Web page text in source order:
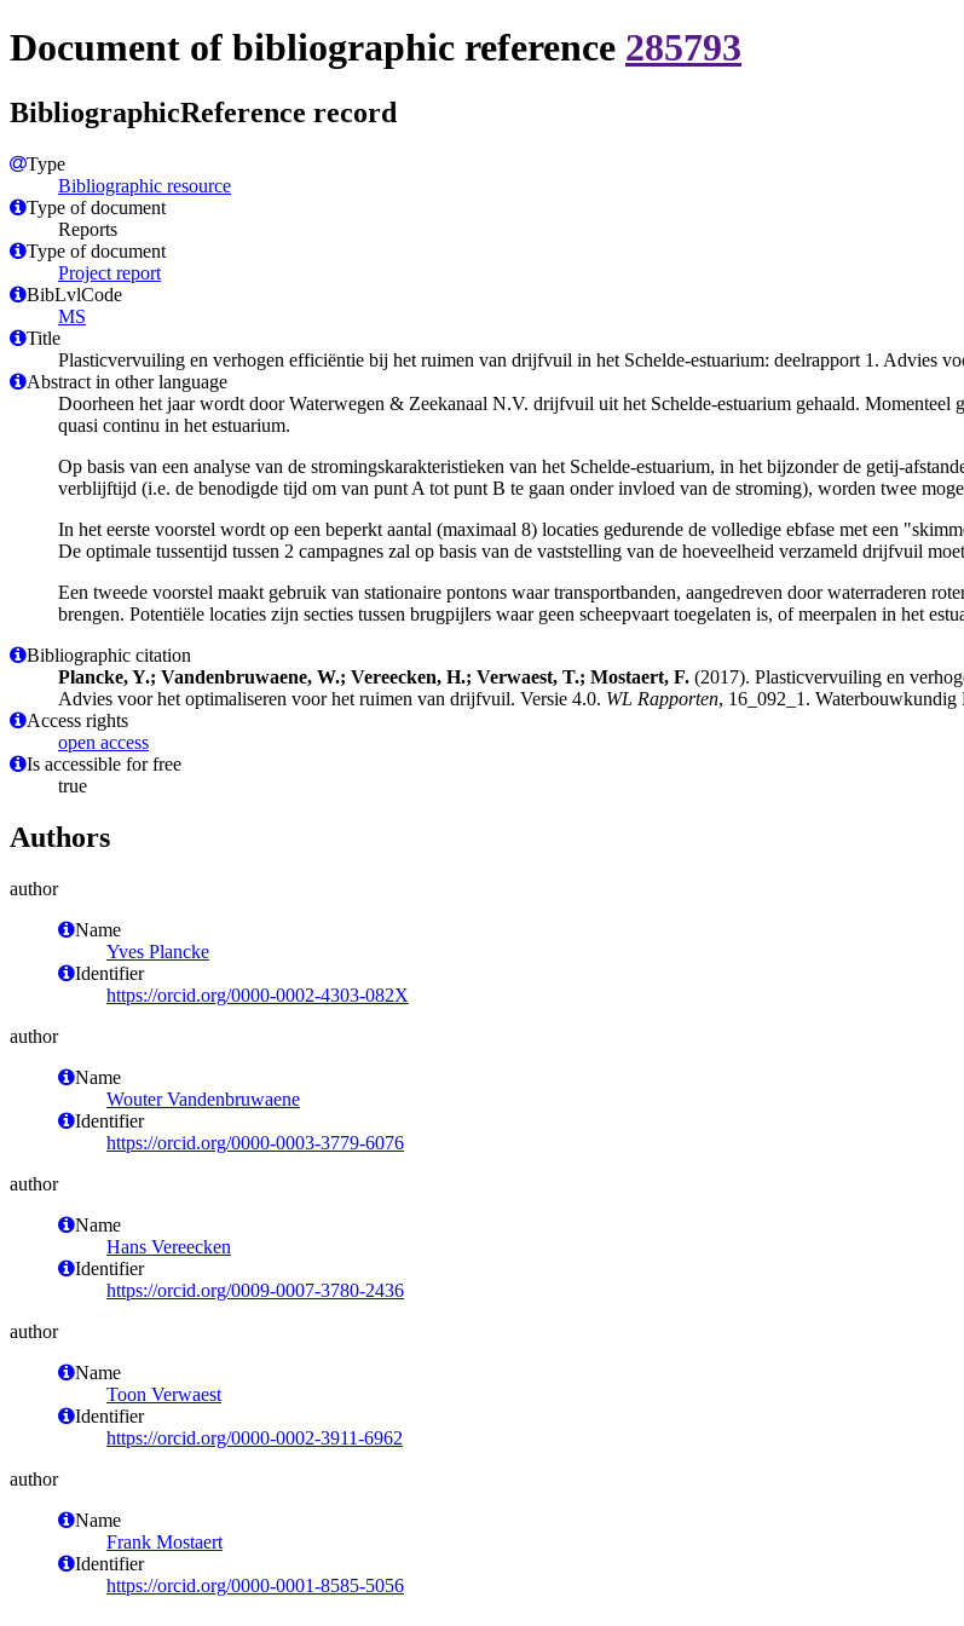
Document of bibliographic reference 285793
BibliographicReference record
Type
Bibliographic resource
Type of document
Reports
Type of document
Project report
BibLvlCode
MS
Title
Plasticvervuiling en verhogen efficiëntie bij het ruimen van drijfvuil in het Schelde-estuarium: deelrapport 1. Advies
Abstract in other language
Doorheen het jaar wordt door Waterwegen & Zeekanaal N.V. drijfvuil uit het Schelde-estuarium gehaald. Momenteel
quasi continu in het estuarium.
Op basis van een analyse van de stromingskarakteristieken van het Schelde-estuarium, in het bijzonder de getij-
verblijftijd (i.e. de benodigde tijd om van punt A tot punt B te gaan onder invloed van de stroming), worden twee
In het eerste voorstel wordt op een beperkt aantal (maximaal 8) locaties gedurende de volledige ebfase met een
De optimale tussentijd tussen 2 campagnes zal op basis van de vaststelling van de hoeveelheid verzameld drijfvuil
Een tweede voorstel maakt gebruik van stationaire pontons waar transportbanden, aangedreven door waterraderen
brengen. Potentiële locaties zijn secties tussen brugpijlers waar geen scheepvaart toegelaten is, of meerpalen in het
Bibliographic citation
Plancke, Y.; Vandenbruwaene, W.; Vereecken, H.; Verwaest, T.; Mostaert, F. (2017). Plasticvervuiling en
Advies voor het optimaliseren voor het ruimen van drijfvuil. Versie 4.0. WL Rapporten, 16_092_1.
Access rights
open access
Is accessible for free
true
Authors
author
Name
Yves Plancke
Identifier
https://orcid.org/0000-0002-4303-082X
author
Name
Wouter Vandenbruwaene
Identifier
https://orcid.org/0000-0003-3779-6076
author
Name
Hans Vereecken
Identifier
https://orcid.org/0009-0007-3780-2436
author
Name
Toon Verwaest
Identifier
https://orcid.org/0000-0002-3911-6962
author
Name
Frank Mostaert
Identifier
https://orcid.org/0000-0001-8585-5056